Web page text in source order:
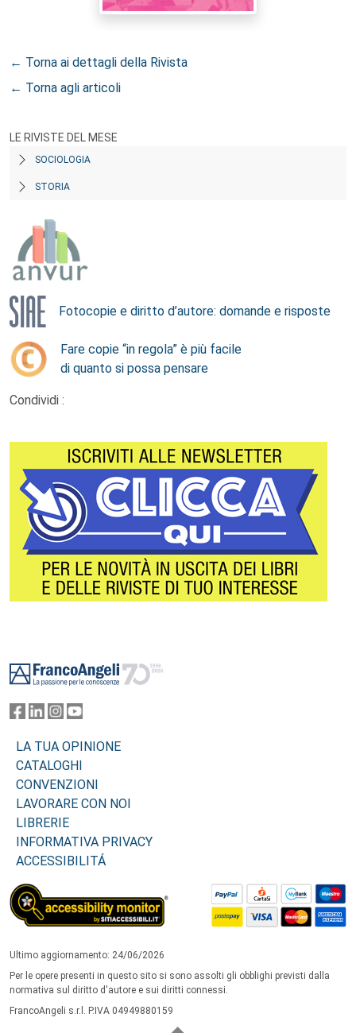
← Torna ai dettagli della Rivista
← Torna agli articoli
LE RIVISTE DEL MESE
SOCIOLOGIA
STORIA
Fotocopie e diritto d’autore: domande e risposte
Fare copie “in regola” è più facile
di quanto si possa pensare
Condividi :
LA TUA OPINIONE
CATALOGHI
CONVENZIONI
LAVORARE CON NOI
LIBRERIE
INFORMATIVA PRIVACY
ACCESSIBILITÁ
Ultimo aggiornamento: 24/06/2026
Per le opere presenti in questo sito si sono assolti gli obblighi previsti dalla
normativa sul diritto d'autore e sui diritti connessi.
FrancoAngeli s.r.l. P.IVA 04949880159